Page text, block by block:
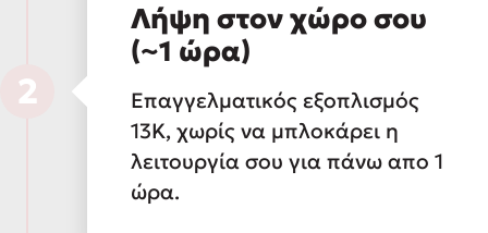
Λήψη στον χώρο σου
(~1 ώρα)
Επαγγελματικός εξοπλισμός
13K, χωρίς να μπλοκάρει η
λειτουργία σου για πάνω απο 1
ώρα.
2